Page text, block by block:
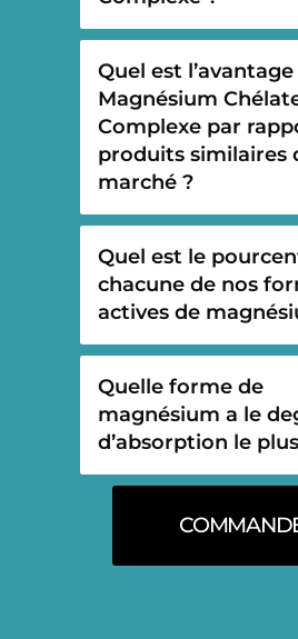
Quel est
Magnésium
Complexe par
produits similaires
marché ?
Quel est le
chacune de nos
actives de
Quelle forme de
magnésium a le
d’absorption le